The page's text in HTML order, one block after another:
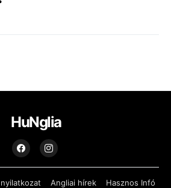
HuNglia
Angliai hírek
Hasznos Infó